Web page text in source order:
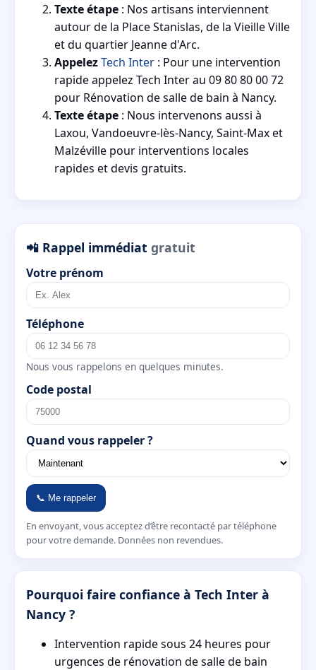
Texte étape : Nos artisans interviennent
autour de la Place Stanislas, de la Vieille Ville
et du quartier Jeanne d'Arc.
AppelezTech Inter : Pour une intervention
rapide appelez Tech Inter au 09 80 80 00 72
pour Rénovation de salle de bain à Nancy.
Texte étape : Nous intervenons aussi à
Laxou, Vandoeuvre-lès-Nancy, Saint-Max et
Malzéville pour interventions locales
rapides et devis gratuits.
📲 Rappel immédiat gratuit
Votre prénom
Téléphone
Nous vous rappelons en quelques minutes.
Code postal
Quand vous rappeler ?
📞 Me rappeler
En envoyant, vous acceptez d’être recontacté par téléphone
pour votre demande. Données non revendues.
Pourquoi faire confiance à Tech Inter à
Nancy ?
Intervention rapide sous 24 heures pour
urgences de rénovation de salle de bain